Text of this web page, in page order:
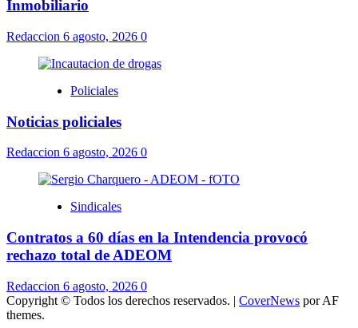
Inmobiliario
Redaccion 6 agosto, 2026 0
Policiales
Noticias policiales
Redaccion 6 agosto, 2026 0
Sindicales
Contratos a 60 días en la Intendencia provocó
rechazo total de ADEOM
Redaccion 6 agosto, 2026 0
Copyright © Todos los derechos reservados. | CoverNews por AF
themes.